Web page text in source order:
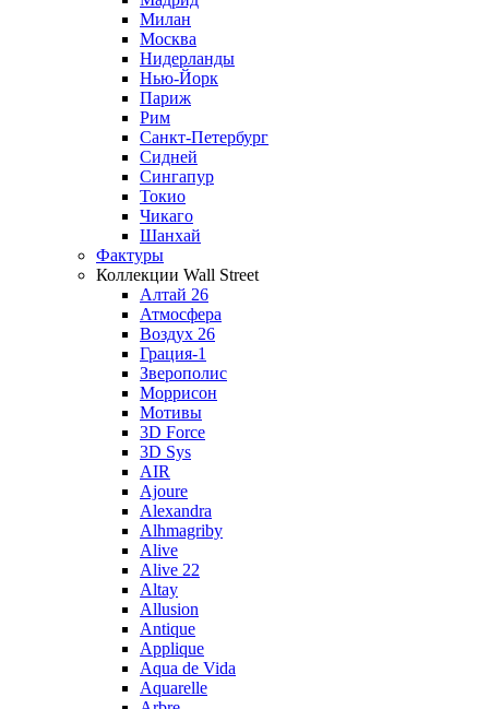
Милан
Москва
Нидерланды
Нью-Йорк
Париж
Рим
Санкт-Петербург
Сидней
Сингапур
Токио
Чикаго
Шанхай
Фактуры
Коллекции Wall Street
Алтай 26
Атмосфера
Воздух 26
Грация-1
Зверополис
Моррисон
Мотивы
3D Force
3D Sys
AIR
Ajoure
Alexandra
Alhmagriby
Alive
Alive 22
Altay
Allusion
Antique
Applique
Aqua de Vida
Aquarelle